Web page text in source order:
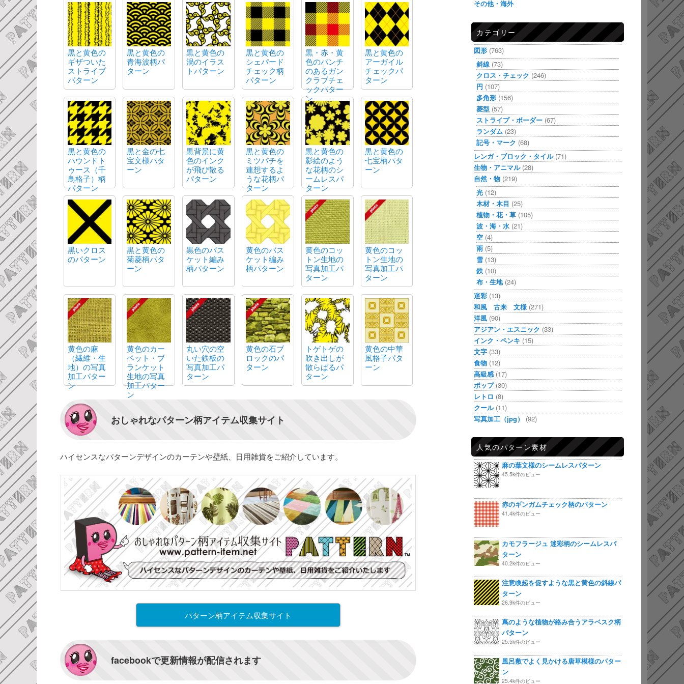
黒と黄色の
ギザついた
ストライプ
パターン
黒と黄色の
青海波柄パ
ターン
黒と黄色の
渦のイラス
トパターン
黒と黄色の
シェパード
チェック柄
パターン
黒・赤・黄
色のパンチ
のあるガン
クラブチェ
ックパター
ン
黒と黄色の
アーガイル
チェックパ
ターン
黒と黄色の
ハウンドト
ゥース（千
鳥格子）柄
パターン
黒と金の七
宝文様パタ
ーン
黒背景に黄
色のインク
が飛び散る
パターン
黒と黄色の
ミツバチを
連想するよ
うな花柄パ
ターン
黒と黄色の
影絵のよう
な花柄のシ
ームレスパ
ターン
黒と黄色の
七宝柄パタ
ーン
黒いクロス
のパターン
黒と黄色の
菊菱柄パタ
ーン
黒色のバス
ケット編み
柄パターン
黄色のバス
ケット編み
柄パターン
黄色のコッ
トン生地の
写真加工パ
ターン
黄色のコッ
トン生地の
写真加工パ
ターン
黄色の麻
（繊維・生
地）の写真
加工パター
ン
黄色のカー
ペット・ブ
ランケット
生地の写真
加工パター
ン
丸い穴の空
いた鉄板の
写真加工パ
ターン
黄色の石ブ
ロックのパ
ターン
トゲトゲの
吹き出しが
散らばるパ
ターン
黄色の中華
風格子パタ
ーン
おしゃれなパターン柄アイテム収集サイト
ハイセンスなパターンデザインのカーテンや壁紙、日用雑貨をご紹介しています。
パターン柄アイテム収集サイト
facebookで更新情報が配信されます
その他・海外
カテゴリー
図形 (763)
斜線 (73)
クロス・チェック (246)
円 (107)
多角形 (156)
菱型 (57)
ストライプ・ボーダー (67)
ランダム (23)
記号・マーク (68)
レンガ・ブロック・タイル(71)
生物・アニマル(28)
自然・物 (219)
光 (12)
木材・木目 (25)
植物・花・草 (105)
波・海・水 (21)
空 (4)
雨 (5)
雪 (13)
鉄 (10)
布・生地(24)
迷彩 (13)
和風 古来 文様 (271)
洋風 (90)
アジアン・エスニック (33)
インク・ペンキ (15)
文字 (33)
食物 (12)
高級感 (17)
ポップ(30)
レトロ (8)
クール(11)
写真加工（jpg）
(92)
人気のパターン素材
麻の葉文様のシームレスパターン
45.5k件のビュー
赤のギンガムチェック柄のパターン
41.4k件のビュー
カモフラージュ 迷彩柄のシームレスパ
ターン
40.2k件のビュー
注意喚起を促すような黒と黄色の斜線パ
ターン
26.9k件のビュー
蔦のような植物が絡み合うアラベスク柄
パターン
25.5k件のビュー
風呂敷でよく見かける唐草模様のパター
ン
25.4k件のビュー